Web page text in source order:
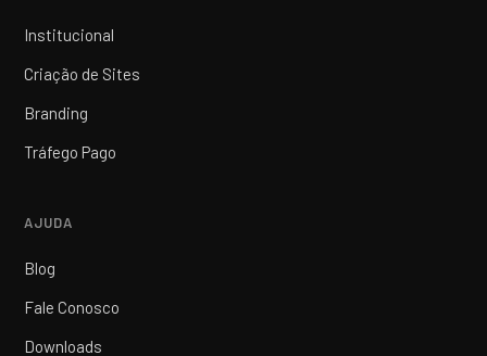
Institucional
Criação de Sites
Branding
Tráfego Pago
AJUDA
Blog
Fale Conosco
Downloads